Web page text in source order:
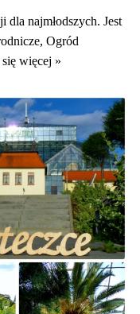
dla najmłodszych. Jest
Ogród
więcej »